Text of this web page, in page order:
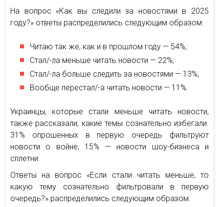
На вопрос «Как вы следили за новостями в 2025
году?» ответы распределились следующим образом:
Читаю так же, как и в прошлом году — 54%;
Стал/-ла меньше читать новости — 22%;
Стал/-ла больше следить за новостями — 13%;
Вообще перестал/-а читать новости — 11%.
Украинцы, которые стали меньше читать новости,
также рассказали, какие темы сознательно избегали.
31% опрошенных в первую очередь фильтруют
новости о войне, 15% — новости шоу-бизнеса и
сплетни.
Ответы на вопрос «Если стали читать меньше, то
какую тему сознательно фильтровали в первую
очередь?» распределились следующим образом: